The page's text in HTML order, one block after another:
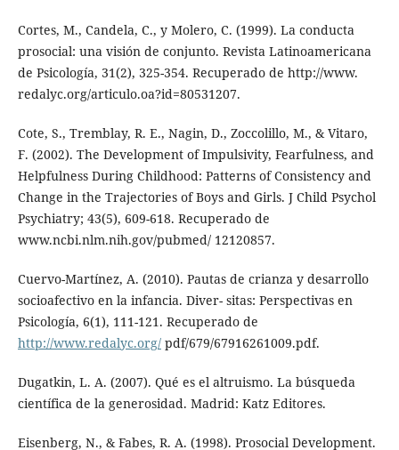
Cortes, M., Candela, C., y Molero, C. (1999). La conducta
prosocial: una visión de conjunto. Revista Latinoamericana
de Psicología, 31(2), 325-354. Recuperado de http://www.
redalyc.org/articulo.oa?id=80531207.
Cote, S., Tremblay, R. E., Nagin, D., Zoccolillo, M., & Vitaro,
F. (2002). The Development of Impulsivity, Fearfulness, and
Helpfulness During Childhood: Patterns of Consistency and
Change in the Trajectories of Boys and Girls. J Child Psychol
Psychiatry; 43(5), 609-618. Recuperado de
www.ncbi.nlm.nih.gov/pubmed/ 12120857.
Cuervo-Martínez, A. (2010). Pautas de crianza y desarrollo
socioafectivo en la infancia. Diver- sitas: Perspectivas en
Psicología, 6(1), 111-121. Recuperado de
http://www.redalyc.org/pdf/679/67916261009.pdf.
Dugatkin, L. A. (2007). Qué es el altruismo. La búsqueda
científica de la generosidad. Madrid: Katz Editores.
Eisenberg, N., & Fabes, R. A. (1998). Prosocial Development.